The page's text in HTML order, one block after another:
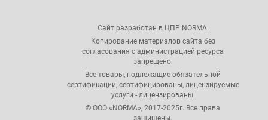
Сайт разработан в ЦПР NORMA.
Копирование материалов сайта без
согласования с администрацией ресурса
запрещено.
Все товары, подлежащие обязательной
сертификации, сертифицированы, лицензируемые
услуги - лицензированы.
© ООО «NORMA», 2017-2025г. Все права
защищены.